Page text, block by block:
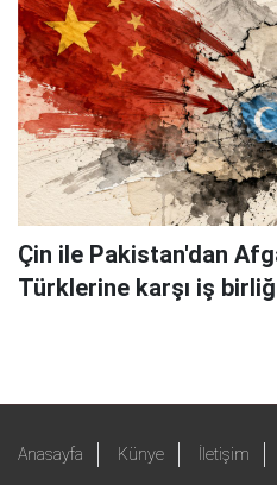
Çin ile Pakistan'dan
Türklerine karşı iş
Anasayfa Künye İletişim